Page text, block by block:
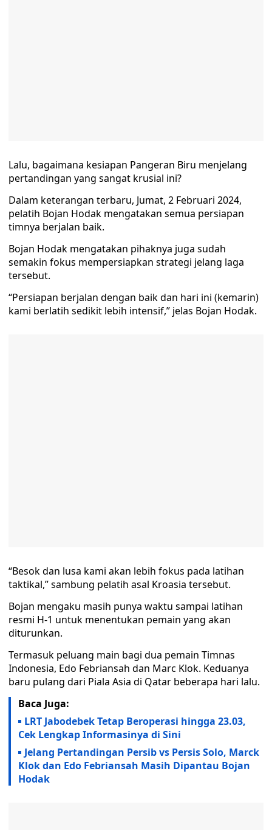
Lalu, bagaimana kesiapan Pangeran Biru menjelang
pertandingan yang sangat krusial ini?
Dalam keterangan terbaru, Jumat, 2 Februari 2024,
pelatih Bojan Hodak mengatakan semua persiapan
timnya berjalan baik.
Bojan Hodak mengatakan pihaknya juga sudah
semakin fokus mempersiapkan strategi jelang laga
tersebut.
“Persiapan berjalan dengan baik dan hari ini (kemarin)
kami berlatih sedikit lebih intensif,” jelas Bojan Hodak.
“Besok dan lusa kami akan lebih fokus pada latihan
taktikal,” sambung pelatih asal Kroasia tersebut.
Bojan mengaku masih punya waktu sampai latihan
resmi H-1 untuk menentukan pemain yang akan
diturunkan.
Termasuk peluang main bagi dua pemain Timnas
Indonesia, Edo Febriansah dan Marc Klok. Keduanya
baru pulang dari Piala Asia di Qatar beberapa hari lalu.
Baca Juga:
LRT Jabodebek Tetap Beroperasi hingga 23.03,
Cek Lengkap Informasinya di Sini
Jelang Pertandingan Persib vs Persis Solo, Marck
Klok dan Edo Febriansah Masih Dipantau Bojan
Hodak